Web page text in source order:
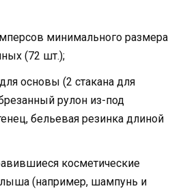
минимального размера
(72 шт.);
основы (2 стакана для
рулон из-под
бельевая резинка длиной
косметические
(например, шампунь и